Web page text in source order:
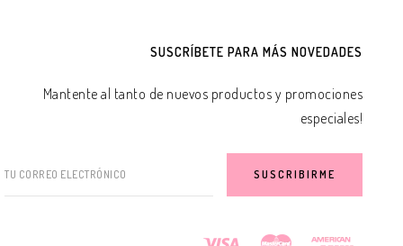
SUSCRÍBETE PARA MÁS NOVEDADES
Mantente al tanto de nuevos productos y promociones
especiales!
TU CORREO ELECTRÓNICO